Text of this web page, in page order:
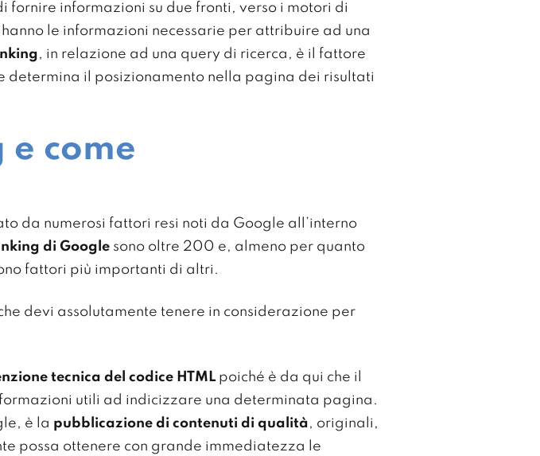
fornire informazioni su due fronti, verso i motori di
le informazioni necessarie per attribuire ad una
, in relazione ad una query di ricerca, è il fattore
il posizionamento nella pagina dei risultati
e come
da numerosi fattori resi noti da Google all’interno
di Google sono oltre 200 e, almeno per quanto
fattori più importanti di altri.
devi assolutamente tenere in considerazione per
tecnica del codice HTMLpoiché è da qui che il
utili ad indicizzare una determinata pagina.
è la pubblicazione di contenuti di qualità, originali,
possa ottenere con grande immediatezza le